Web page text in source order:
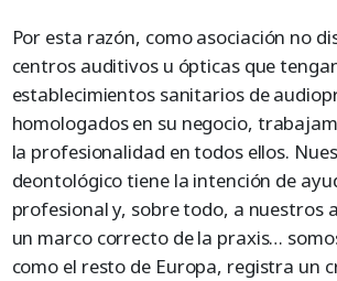
Por esta razón, como asociación no
centros auditivos u ópticas que
establecimientos sanitarios de
homologados en su negocio,
la profesionalidad en todos ellos.
deontológico tiene la intención de
profesional y, sobre todo, a nuestros
un marco correcto de la praxis…
como el resto de Europa, registra un